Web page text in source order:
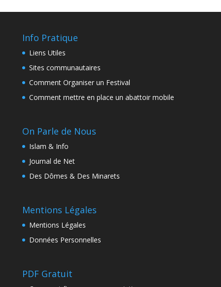
Info Pratique
Liens Utiles
Sites communautaires
Comment Organiser un Festival
Comment mettre en place un abattoir mobile
On Parle de Nous
Islam & Info
Journal de Net
Des Dômes & Des Minarets
Mentions Légales
Mentions Légales
Données Personnelles
PDF Gratuit